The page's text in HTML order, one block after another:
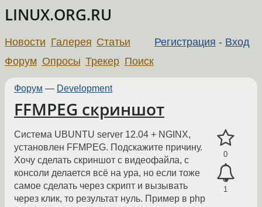
LINUX.ORG.RU
Регистрация - Вход
Новости Галерея Статьи
Форум Опросы Трекер Поиск
Форум — Development
FFMPEG скриншот
0
1
Система UBUNTU server 12.04 + NGINX,
установлен FFMPEG. Подскажите причину.
Хочу сделать скриншот с видеофайла, с
консоли делается всё на ура, но если тоже
самое сделать через скрипт и вызывать
через клик, то результат нуль. Пример в php